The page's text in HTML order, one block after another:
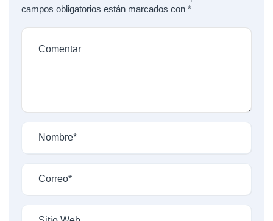
campos obligatorios están marcados con *